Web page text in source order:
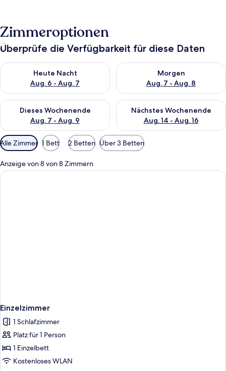
Zimmeroptionen
Überprüfe die Verfügbarkeit für diese Daten
Heute Nacht
Aug. 6 - Aug. 7
Überprüfe die Verfügbarkeit für heute Nacht, Aug. 6 - Aug. 7.
Morgen
Aug. 7 - Aug. 8
Überprüfe die Verfügbarkeit
Dieses Wochenende
Aug. 7 - Aug. 9
Überprüfe die Verfügbarkeit für dieses Wochenende, Aug. 7
Nächstes Wochenende
Aug. 14 - Aug. 16
Überprüfe die Verfügbarkeit
Verfügbare
Filter
für
Zimmer
Alle Zimmer 1 Bett 2 Betten Über 3 Betten
Anzeige von 8 von 8 Zimmern
Einzelzimmer
1 Schlafzimmer
Platz für 1 Person
1 Einzelbett
Kostenloses WLAN